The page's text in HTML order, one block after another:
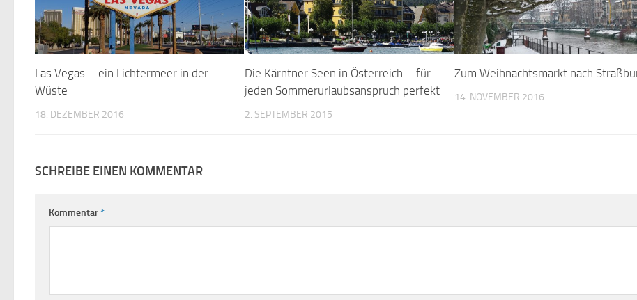
Las Vegas – ein Lichtermeer in der
Wüste
18. DEZEMBER 2016
Die Kärntner Seen in Österreich – für
jeden Sommerurlaubsanspruch perfekt
2. SEPTEMBER 2015
Zum Weihnachtsmarkt nach
14. NOVEMBER 2016
SCHREIBE EINEN KOMMENTAR
Kommentar*